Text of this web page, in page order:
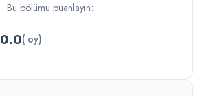
Bu bölümü puanlayın:
0.0( oy)